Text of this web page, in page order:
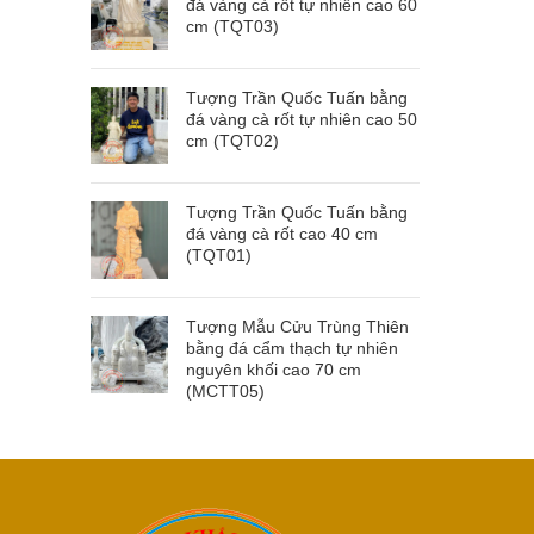
đá vàng cà rốt tự nhiên cao 60
cm (TQT03)
Tượng Trần Quốc Tuấn bằng
đá vàng cà rốt tự nhiên cao 50
cm (TQT02)
Tượng Trần Quốc Tuấn bằng
đá vàng cà rốt cao 40 cm
(TQT01)
Tượng Mẫu Cửu Trùng Thiên
bằng đá cẩm thạch tự nhiên
nguyên khối cao 70 cm
(MCTT05)